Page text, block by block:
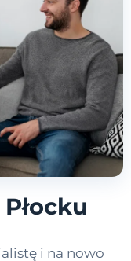
i na nowo